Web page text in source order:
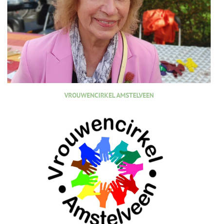
VROUWENCIRKEL AMSTELVEEN